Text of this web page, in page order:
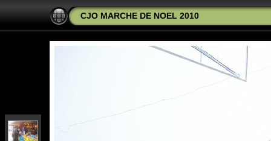
CJO MARCHE DE NOEL 2010